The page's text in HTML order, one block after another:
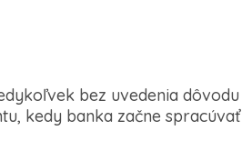
bez uvedenia
kedy banka začne